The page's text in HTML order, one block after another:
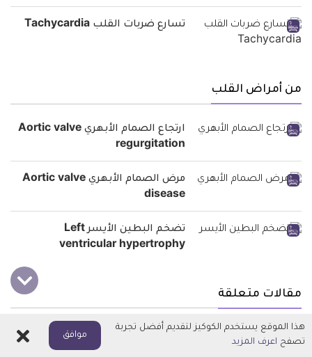
تسارع ضربات القلب Tachycardia
من أمراض القلب
ارتجاع الصمام الأبهري Aortic valve
regurgitation
مرض الصمام الأبهري Aortic valve
disease
تضخم البطين الأيسر Left
ventricular hypertrophy
مقالات متعلقة
ما هي اعراض الربو القلبي؟ وهل يمكن
هذا الموقع يستخدم الكوكيز لتقديم أفضل تجربة
تصفح اعرف المزيد
موافق اغلاق